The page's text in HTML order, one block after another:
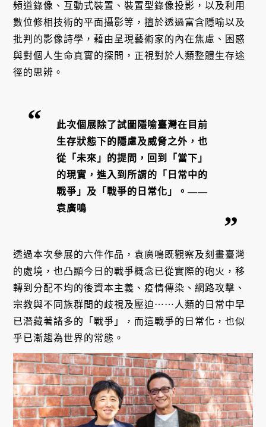
頻道錄像、互動式裝置、裝置型錄像投影，以及利用
數位修相技術的平面攝影等，擅於透過富含隱喻以及
批判的影像詩學，藉由呈現藝術家的內在焦慮、困惑
與對個人生命真實的探問，正視對於人類整體生存途
徑的思辨。
此次個展除了試圖隱喻臺灣在目前
生存狀態下的隱慮及威脅之外，也
從「未來」的提問，回到「當下」
的現實，進入到所謂的「日常中的
戰爭」及「戰爭的日常化」。——
袁廣鳴
透過本次參展的六件作品，袁廣鳴既觀察及刻畫臺灣
的處境，也凸顯今日的戰爭概念已從實際的砲火，移
轉到分配不均的後資本主義、疫情傳染、網路攻擊、
宗教與不同族群間的歧視及壓迫⋯⋯人類的日常中早
已潛藏著諸多的「戰爭」，而這戰爭的日常化，也似
乎已漸趨為世界的常態。